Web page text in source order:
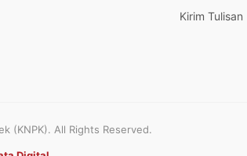
Kirim Tulisan
(KNPK). All Rights Reserved.